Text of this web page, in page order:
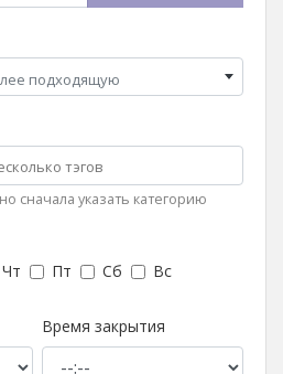
подходящую
сначала указать категорию
Чт Пт Сб
Вс
Время закрытия